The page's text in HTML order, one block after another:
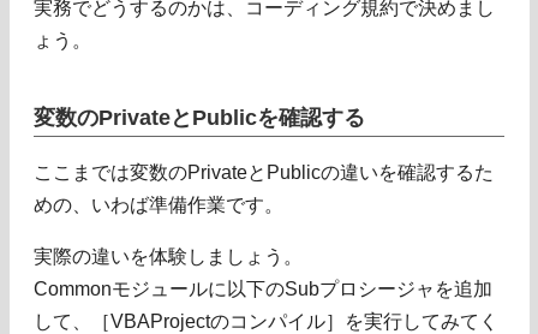
実務でどうするのかは、コーディング規約で決めまし
ょう。
変数のPrivateとPublicを確認する
ここまでは変数のPrivateとPublicの違いを確認するた
めの、いわば準備作業です。
実際の違いを体験しましょう。
Commonモジュールに以下のSubプロシージャを追加
して、［VBAProjectのコンパイル］を実行してみてく